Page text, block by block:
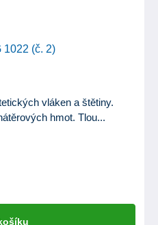
1022 (č. 2)
vláken a štětiny.
hmot. Tlou...